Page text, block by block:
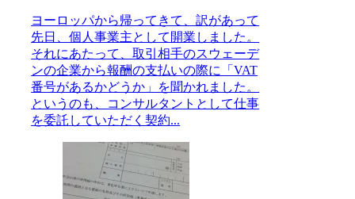
ヨーロッパから帰ってきて、訳があって
先日、個人事業主として開業しました。
それにあたって、取引相手のスウェーデ
ンの企業から報酬の支払いの際に「VAT
番号があるかどうか」を聞かれました。
というのも、コンサルタントとして仕事
を委託していただく契約...